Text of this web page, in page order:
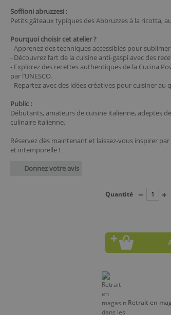
Soffioni abruzzesi :
Petits gâteaux typiques des Abbruzzes à la ricotta,
Pourquoi choisir cet atelier ?
- Apprenez des techniques accessibles pour
- Découvrez l’art de la cuisine anti-gaspi avec des
- Explorez des recettes authentiques de la Cucina
par l’UNESCO.
- Repartez avec des idées créatives pour cuisiner au
Public :
Débutants, amateurs de cuisine italienne, adeptes
culinaire italienne.
Réservez dès maintenant et laissez-vous inspirer
et intemporelle !
Donnez votre avis
Quantité
Retrait en